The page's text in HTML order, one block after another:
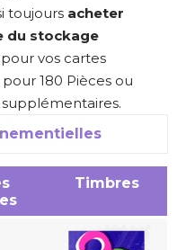
toujours acheter
du stockage
vos cartes
180 Pièces ou
Timbres